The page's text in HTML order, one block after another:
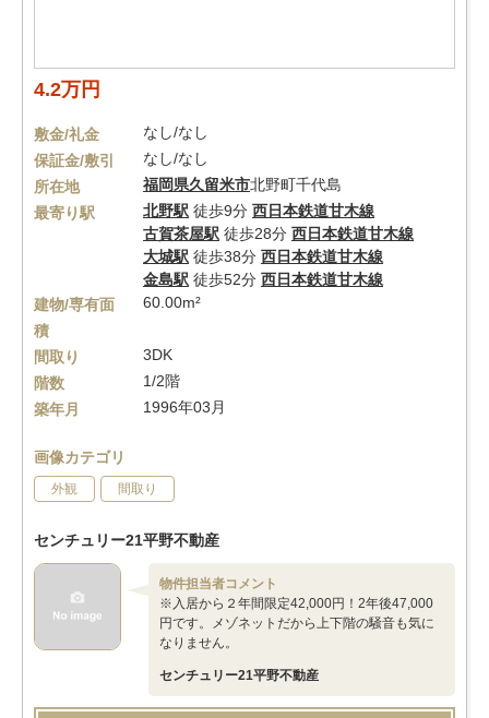
4.2万円
敷金/礼金
なし/なし
保証金/敷引
なし/なし
所在地
福岡県久留米市北野町千代島
最寄り駅
北野駅 徒歩9分 西日本鉄道甘木線
古賀茶屋駅 徒歩28分 西日本鉄道甘木線
大城駅 徒歩38分 西日本鉄道甘木線
金島駅 徒歩52分 西日本鉄道甘木線
建物/専有面
積
60.00m²
間取り
3DK
階数
1/2階
築年月
1996年03月
画像カテゴリ
外観 間取り
センチュリー21平野不動産
物件担当者コメント
※入居から２年間限定42,000円！2年後47,000
円です。メゾネットだから上下階の騒音も気に
なりません。
センチュリー21平野不動産